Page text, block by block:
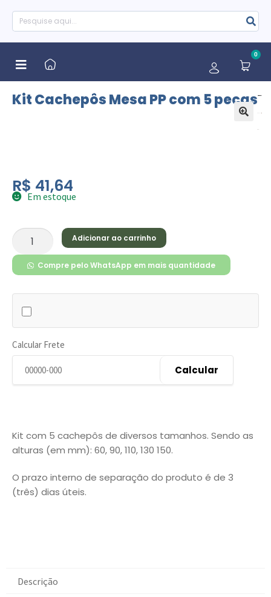
0
Kit Cachepôs Mesa PP com 5 peças
R$ 41,64
Em estoque
Adicionar ao carrinho
Compre pelo WhatsApp em mais quantidade
Calcular Frete
Calcular
Kit com 5 cachepôs de diversos tamanhos. Sendo as
alturas (em mm): 60, 90, 110, 130 150.
O prazo interno de separação do produto é de 3
(três) dias úteis.
Descrição